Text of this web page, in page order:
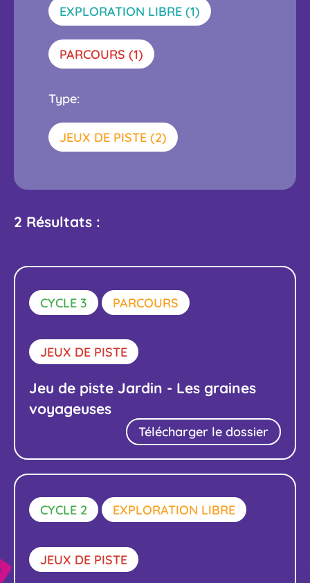
EXPLORATION LIBRE (1) ACTIVER
CE
PARCOURS (1) ACTIVER
CE
Type:
JEUX DE PISTE (2) ACTIVER
CE
2 Résultats :
CYCLE 3 PARCOURS
JEUX DE PISTE
Jeu de piste Jardin - Les graines
voyageuses
Télécharger le dossier
CYCLE 2 EXPLORATION LIBRE
JEUX DE PISTE